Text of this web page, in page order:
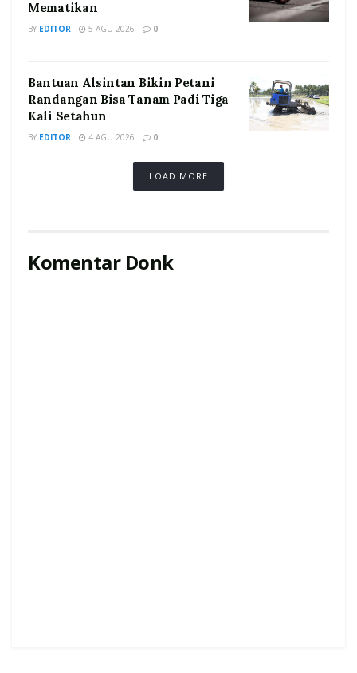
Mematikan
BY EDITOR 5 AGU 2026 0
Bantuan Alsintan Bikin Petani
Randangan Bisa Tanam Padi Tiga
Kali Setahun
BY EDITOR 4 AGU 2026 0
LOAD MORE
Komentar Donk